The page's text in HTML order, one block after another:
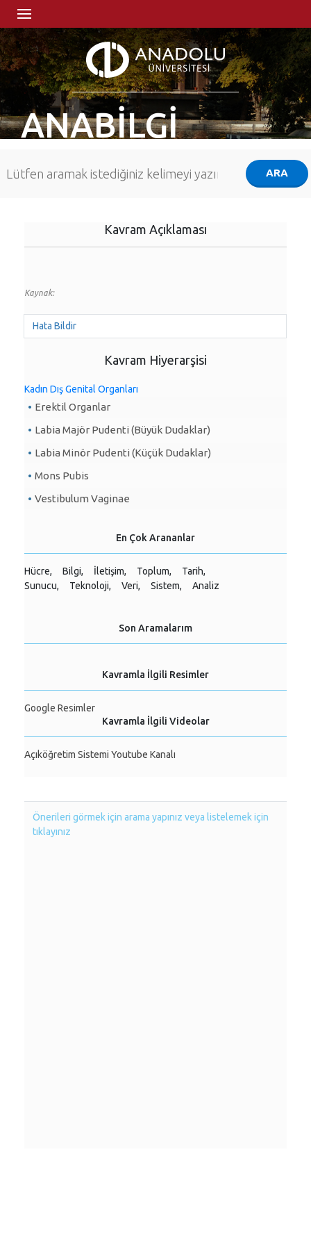
ANABİLGİ
Kavram Açıklaması
Kaynak:
Hata Bildir
Kavram Hiyerarşisi
Kadın Dış Genital Organları
Erektil Organlar
Labia Majör Pudenti (Büyük Dudaklar)
Labia Minör Pudenti (Küçük Dudaklar)
Mons Pubis
Vestibulum Vaginae
En Çok Arananlar
Hücre, Bilgi, İletişim, Toplum,
Tarih,
Sunucu,
Teknoloji, Veri, Sistem, Analiz
Son Aramalarım
Kavramla İlgili Resimler
Google Resimler
Kavramla İlgili Videolar
Açıköğretim Sistemi Youtube Kanalı
Önerileri görmek için arama yapınız veya listelemek için
tıklayınız